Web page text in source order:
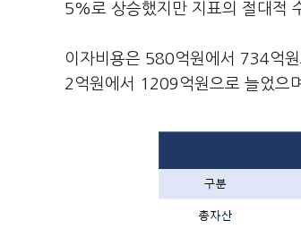
5%로 상승했지만 지표의 절대적
이자비용은 580억원에서 734억
2억원에서 1209억원으로 늘었으